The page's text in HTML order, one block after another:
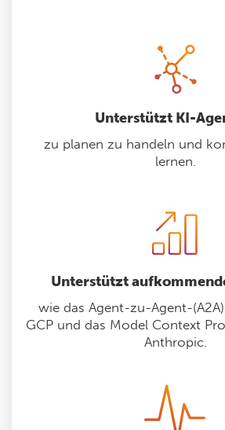
Unterstützt KI-
zu planen zu handeln und
lernen.
Unterstützt
wie das Agent-zu-Agent-
GCP und das Model Context
Anthropic.